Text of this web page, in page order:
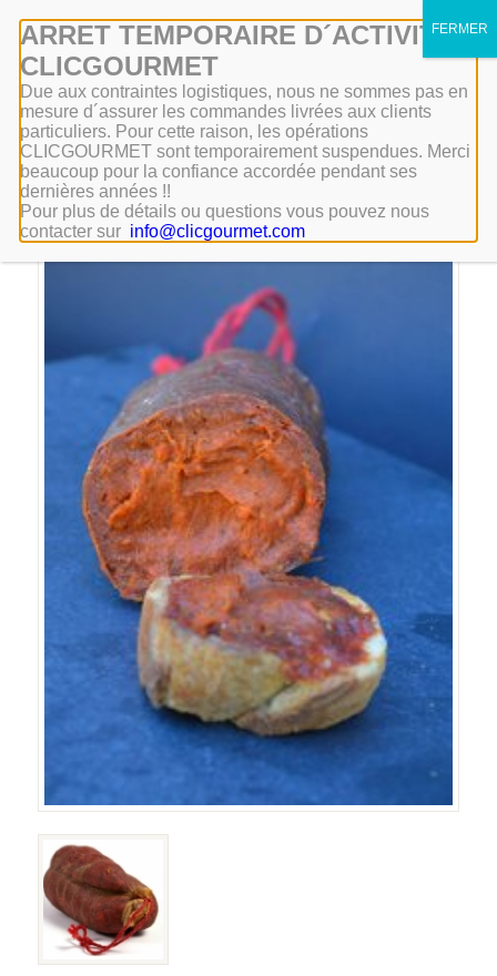
Mon compte
ARRET TEMPORAIRE D´ACTIVITÉ
CLICGOURMET
Due aux contraintes logistiques, nous ne sommes pas en
mesure d´assurer les commandes livrées aux clients
particuliers. Pour cette raison, les opérations
CLICGOURMET sont temporairement suspendues. Merci
beaucoup pour la confiance accordée pendant ses
dernières années !!
Pour plus de détails ou questions vous pouvez nous
contacter sur info@clicgourmet.com